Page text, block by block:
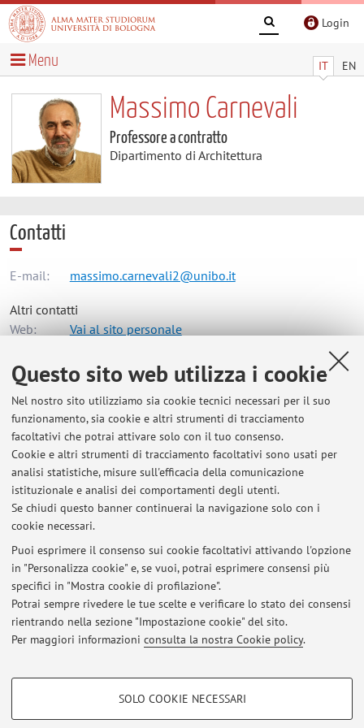
Questo sito web utilizza i cookie
Nel nostro sito utilizziamo sia cookie tecnici necessari per il suo
funzionamento, sia cookie e altri strumenti di tracciamento
facoltativi che potrai attivare solo con il tuo consenso.
Cookie e altri strumenti di tracciamento facoltativi sono usati per
analisi statistiche, misure sull'efficacia della comunicazione
istituzionale e analisi dei comportamenti degli utenti.
Se chiudi questo banner continuerai la navigazione solo con i
cookie necessari.
Puoi esprimere il consenso sui cookie facoltativi attivando l'opzione
in "Personalizza cookie" e, se vuoi, potrai esprimere consensi più
specifici in "Mostra cookie di profilazione".
Potrai sempre rivedere le tue scelte e verificare lo stato dei consensi
rientrando nella sezione "Impostazione cookie" del sito.
Per maggiori informazioni consulta la nostra Cookie policy.
COOKIE DI PROFILAZIONE - FACOLTATIVI
SOLO COOKIE NECESSARI
Login
IT EN
Menu
Massimo Carnevali
Professore a contratto
Dipartimento di Architettura
Contatti
E-mail: massimo.carnevali2@unibo.it
Altri contatti
Web:
Vai al sito personale
Viale del Risorgimento 2, Bologna - Vai alla mappa
Orario di ricevimento
Su appuntamento via e-mail.
Ultimi avvisi
Al momento non sono presenti avvisi.
Area riservata